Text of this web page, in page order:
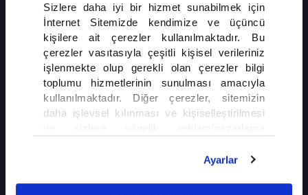
Sizlere daha iyi bir hizmet sunabilmek için
İnternet Sitemizde kendimize ve üçüncü
kişilere ait çerezler kullanılmaktadır. Bu
çerezler vasıtasıyla çeşitli kişisel verileriniz
işlenmekte olup gerekli olan çerezler bilgi
toplumu hizmetlerinin sunulması amacıyla
kullanılmaktadır. Diğer çerezler, sitemizin
daha işlevsel kılınması ve kişiselleştirilmesi
olarak açık rızanız dahilinde kullanılacaktır.
Ayarlar
İLGİNİZİ ÇEKEBİLİR